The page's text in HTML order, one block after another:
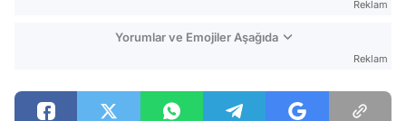
Reklam
Yorumlar ve Emojiler Aşağıda
Reklam